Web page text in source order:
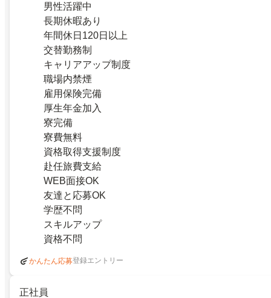
男性活躍中
長期休暇あり
年間休日120日以上
交替勤務制
キャリアアップ制度
職場内禁煙
雇用保険完備
厚生年金加入
寮完備
寮費無料
資格取得支援制度
赴任旅費支給
WEB面接OK
友達と応募OK
学歴不問
スキルアップ
資格不問
かんたん応募登録エントリー
正社員